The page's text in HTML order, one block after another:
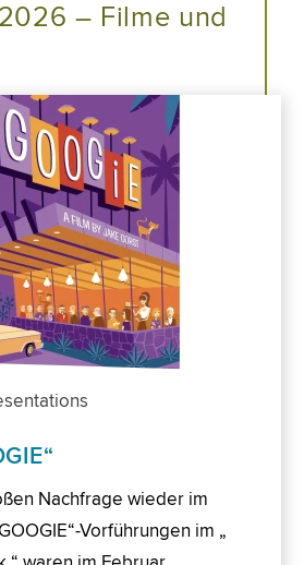
– Filme und
Nachfrage wieder im
Vorführungen im „